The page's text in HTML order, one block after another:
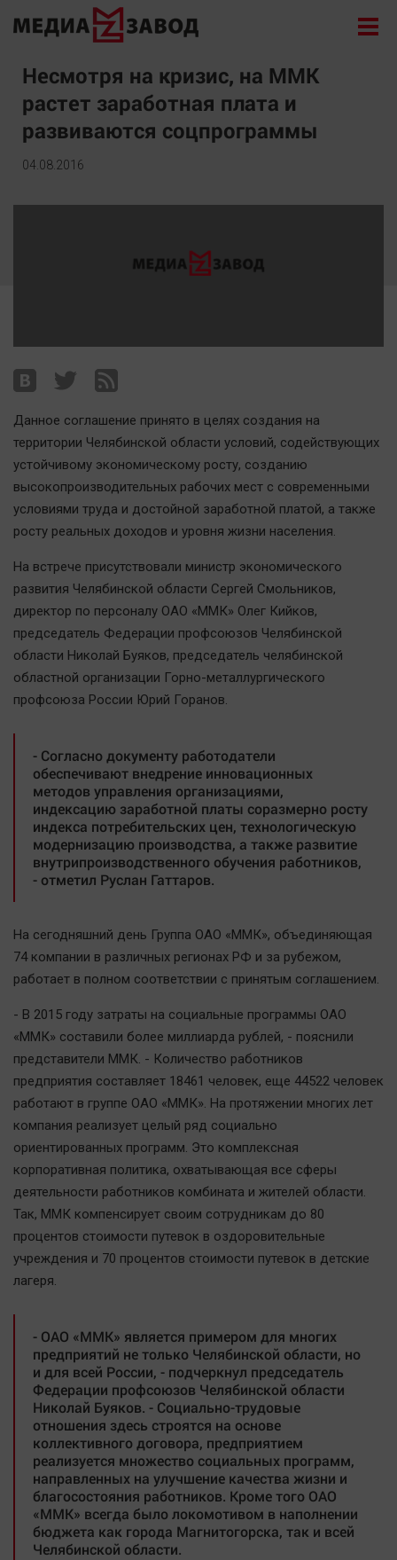
Новости
Экономика
Происшествия
Общество
Архив
Наша победа
Общество
Политика
Экономика
Происшествия
Культура
Курилка
Спорт
Технологии
Hедвижимость
Образование
Автомобили
XX век: криминальные уроки
Банки
Медиаграмотность
Новости компаний
Прогулки по городу Ч
Спецпроект
Статистика
Челябинск космический
Другие рубрики
Bookworms
English version
Online-консультация
Актуальная тема
Блогеркуль
Вирус чтения
Вкусное
Гороскоп
Дети
Интервью
Качество жизни
Конкурс
Несмотря на кризис, на ММК
растет заработная плата и
развиваются соцпрограммы
04.08.2016
Данное соглашение принято в целях создания на
территории Челябинской области условий, содействующих
устойчивому экономическому росту, созданию
высокопроизводительных рабочих мест с современными
условиями труда и достойной заработной платой, а также
росту реальных доходов и уровня жизни населения.
На встрече присутствовали министр экономического
развития Челябинской области Сергей Смольников,
директор по персоналу ОАО «ММК» Олег Кийков,
председатель Федерации профсоюзов Челябинской
области Николай Буяков, председатель челябинской
областной организации Горно-металлургического
профсоюза России Юрий Горанов.
- Согласно документу работодатели
обеспечивают внедрение инновационных
методов управления организациями,
индексацию заработной платы соразмерно росту
индекса потребительских цен, технологическую
модернизацию производства, а также развитие
внутрипроизводственного обучения работников,
- отметил Руслан Гаттаров.
На сегодняшний день Группа ОАО «ММК», объединяющая
74 компании в различных регионах РФ и за рубежом,
работает в полном соответствии с принятым соглашением.
- В 2015 году затраты на социальные программы ОАО
«ММК» составили более миллиарда рублей, - пояснили
представители ММК. - Количество работников
предприятия составляет 18461 человек, еще 44522 человек
работают в группе ОАО «ММК». На протяжении многих лет
компания реализует целый ряд социально
ориентированных программ. Это комплексная
корпоративная политика, охватывающая все сферы
деятельности работников комбината и жителей области.
Так, ММК компенсирует своим сотрудникам до 80
процентов стоимости путевок в оздоровительные
учреждения и 70 процентов стоимости путевок в детские
лагеря.
- ОАО «ММК» является примером для многих
предприятий не только Челябинской области, но
и для всей России, - подчеркнул председатель
Федерации профсоюзов Челябинской области
Николай Буяков. - Социально-трудовые
отношения здесь строятся на основе
коллективного договора, предприятием
реализуется множество социальных программ,
направленных на улучшение качества жизни и
благосостояния работников. Кроме того ОАО
«ММК» всегда было локомотивом в наполнении
бюджета как города Магнитогорска, так и всей
Челябинской области.